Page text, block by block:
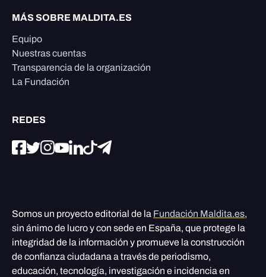
MÁS SOBRE MALDITA.ES
Equipo
Nuestras cuentas
Transparencia de la organización
La Fundación
REDES
Somos un proyecto editorial de la Fundación Maldita.es,
sin ánimo de lucro y con sede en España, que protege la
integridad de la información y promueve la construcción
de confianza ciudadana a través de periodismo,
educación, tecnología, investigación e incidencia en